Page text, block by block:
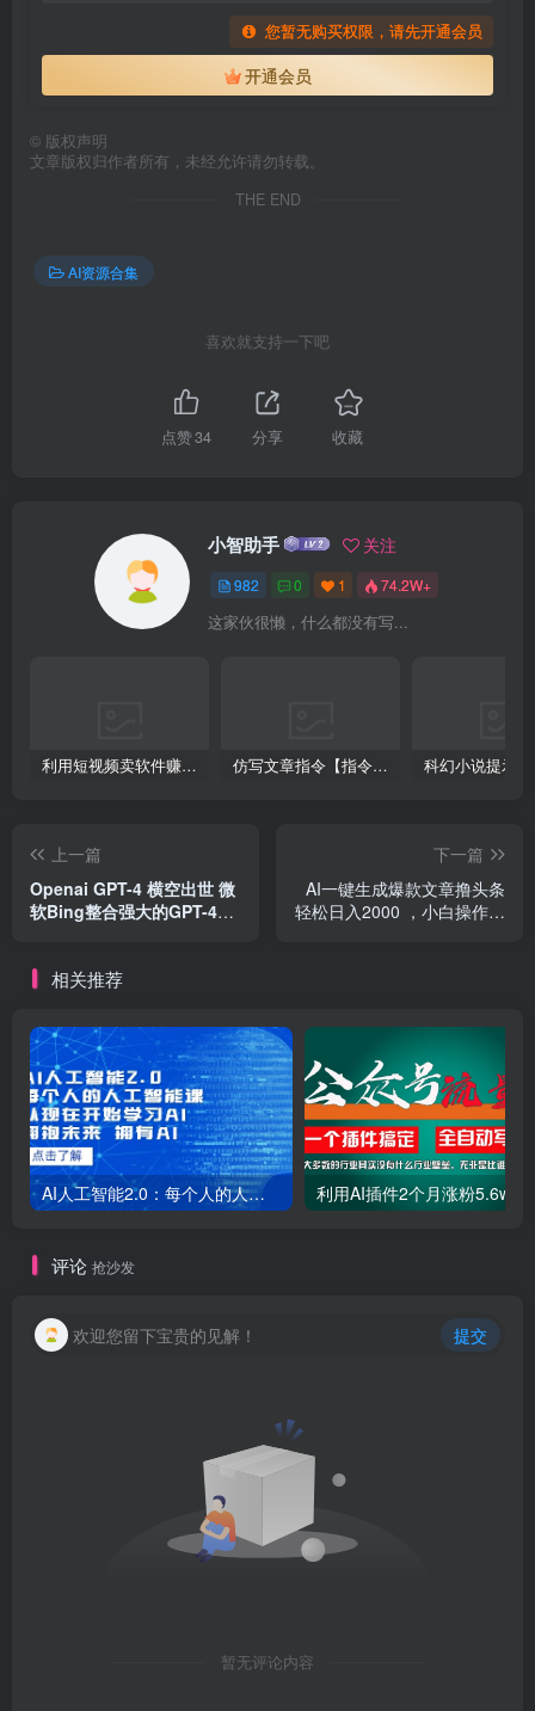
您暂无购买权限，请先开通会员
开通会员
© 版权声明
文章版权归作者所有，未经允许请勿转载。
THE END
AI资源合集
喜欢就支持一下吧
点赞34 分享 收藏
小智助手 关注
982 0 1 74.2W+
这家伙很懒，什么都没有写...
利用短视频卖软件赚钱，新手小白轻松月入10000+！ 仿写文章指令【指令+教程】
上一篇
Openai GPT-4 横空出世 微
软Bing整合强大的GPT-4语
下一篇
AI一键生成爆款文章撸头条
轻松日入2000 ，小白操作简
相关推荐
AI人工智能2.0：每个人的人工智能课：从现在开始学习AI（38节课）
评论 抢沙发
欢迎您留下宝贵的见解！ 提交
暂无评论内容